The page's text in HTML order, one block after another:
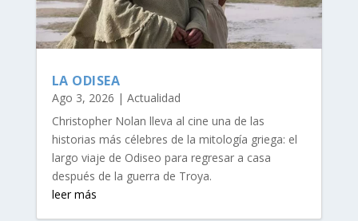
LA ODISEA
Ago 3, 2026 | Actualidad
Christopher Nolan lleva al cine una de las
historias más célebres de la mitología griega: el
largo viaje de Odiseo para regresar a casa
después de la guerra de Troya.
leer más